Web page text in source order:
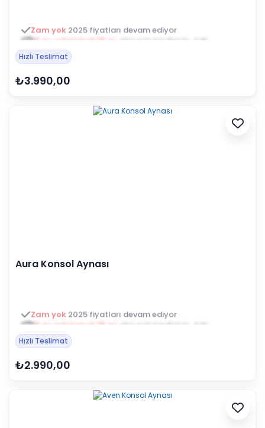
3 ay ertelemeli 18 ayalışveriş kredisiyle öde
Hızlı Teslimat
₺3.990,00
Aura Konsol Aynası
3 ay ertelemeli 18 ayalışveriş kredisiyle öde
Hızlı Teslimat
₺2.990,00